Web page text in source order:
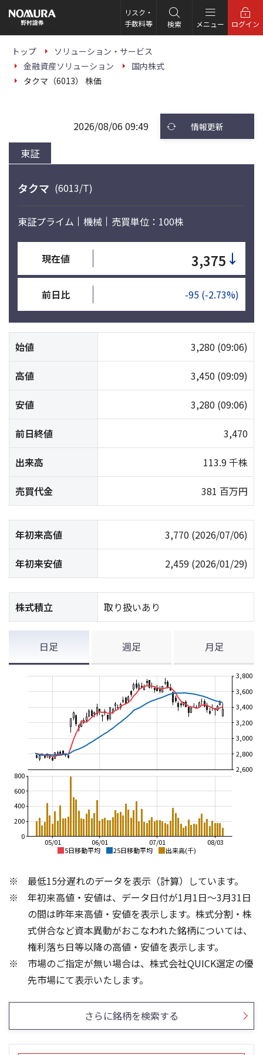
の
ー
リスク・
手数料等
検索 メニュー ログイン
トップ
ソリューション・サービス
金融資産ソリューション
国内株式
タクマ（6013） 株価
東証
2026/08/06 09:49 情報更新
タクマ (6013/T)
東証プライム 機械 売買単位：100株
現在値 3,375 ↓
前日比 -95 (-2.73%)
始値 3,280 (09:06)
高値 3,450 (09:09)
安値 3,280 (09:06)
前日終値 3,470
出来高 113.9 千株
売買代金 381 百万円
年初来高値 3,770 (2026/07/06)
年初来安値 2,459 (2026/01/29)
株式積立 取り扱いあり
日足 週足 月足
5日移動平均 25日移動平均 出来高(千)
08/03
07/01
06/01
05/01
2,600
2,800
3,000
3,200
3,400
3,600
3,800
0
200
400
600
800
13週移動平均 26週移動平均 出来高(千)
1,500
2,500
3,000
3,500
0
600
5ヶ月移動平均 25ヶ月移動平均 出来高(千)
1,000
2,000
2,500
3,000
3,500
0
600
最低15分遅れのデータを表示（計算）しています。
年初来高値・安値は、データ日付が1月1日～3月31日
の間は昨年来高値・安値を表示します。株式分割・株
式併合など資本異動がおこなわれた銘柄については、
権利落ち日等以降の高値・安値を表示します。
市場のご指定が無い場合は、株式会社QUICK選定の優
先市場にて表示いたします。
さらに銘柄を検索する